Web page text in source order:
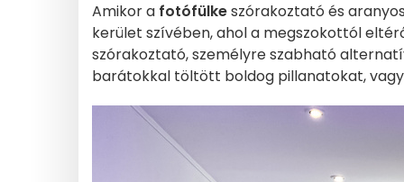
Amikor a fotófülkeszórakoztató és aranyos
kerület szívében, ahol a megszokottól
szórakoztató, személyre szabható
barátokkal töltött boldog pillanatokat,